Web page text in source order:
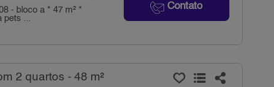
Contato
- bloco a * 47 m² *
...
2 quartos - 48 m²